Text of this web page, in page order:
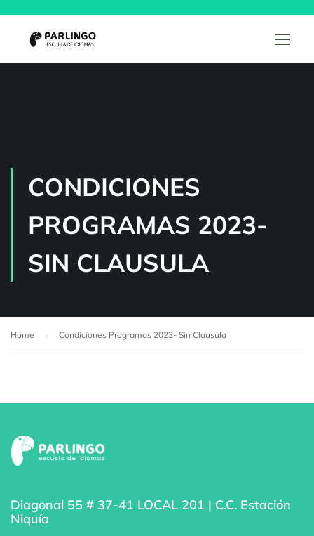
CONDICIONES
PROGRAMAS 2023-
SIN CLAUSULA
Home Condiciones Programas 2023- Sin Clausula
Diagonal 55 # 37-41 LOCAL 201 | C.C. Estación
Niquía